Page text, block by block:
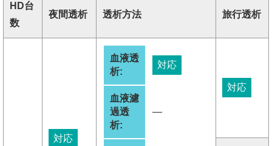
HD台
数
夜間透析 透析方法 旅行透析
対応
血液透
析:
対応
血液濾
過透
析:
―
対応